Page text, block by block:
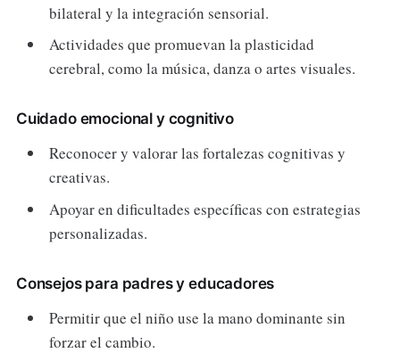
bilateral y la integración sensorial.
Actividades que promuevan la plasticidad
cerebral, como la música, danza o artes visuales.
Cuidado emocional y cognitivo
Reconocer y valorar las fortalezas cognitivas y
creativas.
Apoyar en dificultades específicas con estrategias
personalizadas.
Consejos para padres y educadores
Permitir que el niño use la mano dominante sin
forzar el cambio.